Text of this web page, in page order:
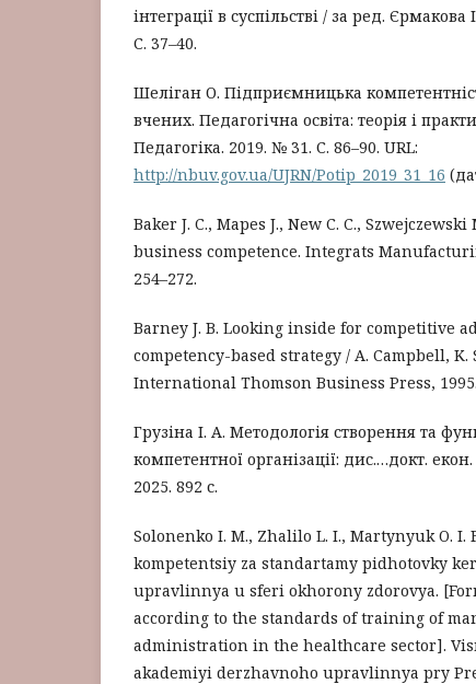
інтеграції в суспільстві / за ред. Єрмакова
С. 37–40.
Шеліган О. Підприємницька
вчених. Педагогічна освіта: теорія і
Педагогіка. 2019. № 31. С. 86–90. URL:
http://nbuv.gov.ua/UJRN/Potip_2019_31_16
Baker J. C., Mapes J., New C. C.,
business competence. Integrats
254–272.
Barney J. B. Looking inside for competitive
competency-based strategy / A. Campbell, K.
International Thomson Business Press, 1995.
Грузіна І. А. Методологія створення та
компетентної організації: дис.…докт.
2025. 892 с.
Solonenko I. M., Zhalilo L. I., Martynyuk O. I.
kompetentsiy za standartamy pidhotovky
upravlinnya u sferi okhorony zdorovya.
according to the standards of training of
administration in the healthcare sector].
akademiyi derzhavnoho upravlinnya pry